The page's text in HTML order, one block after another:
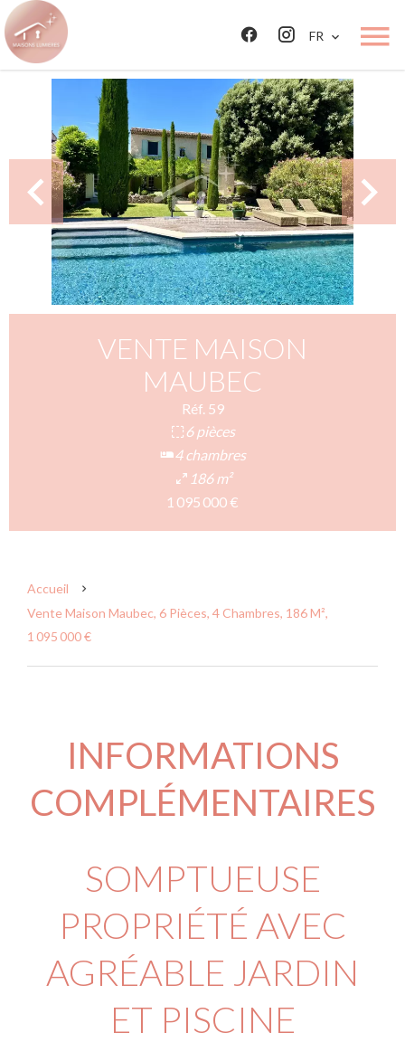
FR
VENTE MAISON
MAUBEC
Réf. 59
6 pièces
4 chambres
186 m²
1 095 000 €
Accueil
Vente Maison Maubec, 6 Pièces, 4 Chambres, 186 M²,
1 095 000 €
INFORMATIONS
COMPLÉMENTAIRES
SOMPTUEUSE
PROPRIÉTÉ AVEC
AGRÉABLE JARDIN
ET PISCINE